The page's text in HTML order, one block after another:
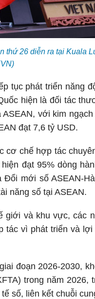
thứ 26 diễn ra tại Kuala
tục phát triển năng
hiện là đối tác
với kim
đạt 7,6 tỷ USD.
cơ chế hợp tác
đạt 95% dòng
Đổi mới số ASEAN-
năng số tại ASEAN.
giới và khu vực, các
tác vì phát triển và
đoạn 2026-2030,
trong năm 2026,
số, liên kết chuỗi